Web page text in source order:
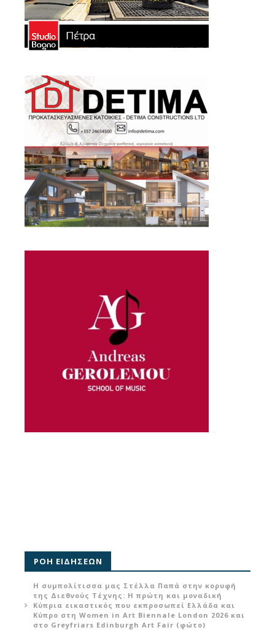
ΡΟΗ ΕΙΔΗΣΕΩΝ
Η συμπολίτισσα μας Στέλλα Παπά στην κορυφή
της Διεθνούς Τέχνης: Η πρώτη και μοναδική
Κύπρια εικαστικός που εκπροσωπεί Ελλάδα και
Κύπρο στη Women in Art Biennale London 2026 και
στο Greyfriars Edinburgh Art Fair (φώτο)